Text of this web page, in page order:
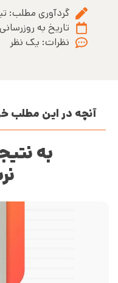
گردآوری مطلب:
تاریخ به
نظرات: یک نظر
آنچه در این مطلب
به